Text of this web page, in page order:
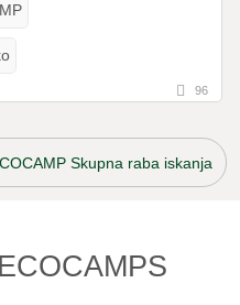
96
Skupna raba iskanja